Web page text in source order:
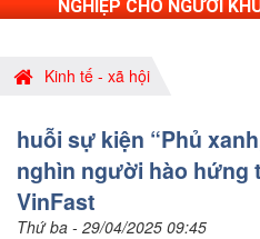
NGHIỆP CHO NGƯỜI
Kinh tế - xã hội
huỗi sự kiện “Phủ
nghìn người hào hứng
VinFast
Thứ ba - 29/04/2025 09:45